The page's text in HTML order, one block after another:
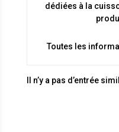
dédiées à la
Toutes les
Il n’y a pas d’entrée